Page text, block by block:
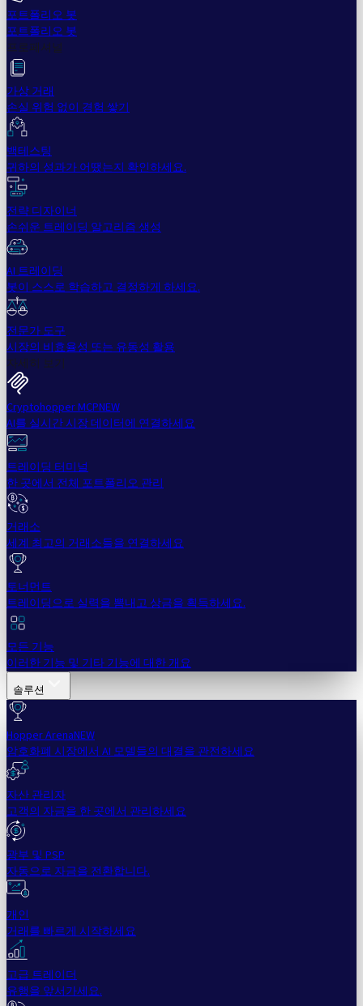
포트폴리오 봇
포트폴리오 봇
프로페셔널
가상 거래
손실 위험 없이 경험 쌓기
백테스팅
귀하의 성과가 어땠는지 확인하세요.
전략 디자이너
손쉬운 트레이딩 알고리즘 생성
AI 트레이딩
봇이 스스로 학습하고 결정하게 하세요.
전문가 도구
시장의 비효율성 또는 유동성 활용
자세히 보기
Cryptohopper MCPNEW
AI를 실시간 시장 데이터에 연결하세요
트레이딩 터미널
한 곳에서 전체 포트폴리오 관리
거래소
세계 최고의 거래소들을 연결하세요
토너먼트
트레이딩으로 실력을 뽐내고 상금을 획득하세요.
모든 기능
이러한 기능 및 기타 기능에 대한 개요
솔루션
Hopper ArenaNEW
암호화폐 시장에서 AI 모델들의 대결을 관전하세요
자산 관리자
고객의 자금을 한 곳에서 관리하세요
광부 및 PSP
자동으로 자금을 전환합니다.
개인
거래를 빠르게 시작하세요
고급 트레이더
유행을 앞서가세요.